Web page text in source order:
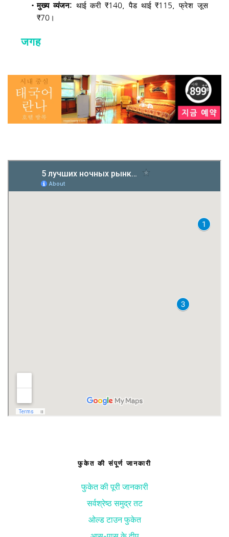
मुख्य व्यंजन: थाई करी ₹140, पैड थाई ₹115, फ्रेश जूस
₹70।
जगह
फुकेत की संपूर्ण जानकारी
फुकेत की पूरी जानकारी
सर्वश्रेष्ठ समुद्र तट
ओल्ड टाउन फुकेत